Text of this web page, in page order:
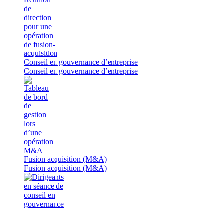
Conseil en gouvernance d’entreprise
Conseil en gouvernance d’entreprise
Fusion acquisition (M&A)
Fusion acquisition (M&A)